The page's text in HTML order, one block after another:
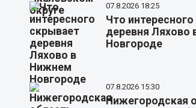
07.8.2026 18:25
Что
деревня Ляхово
Новгороде
07.8.2026 15:30
Нижегородская